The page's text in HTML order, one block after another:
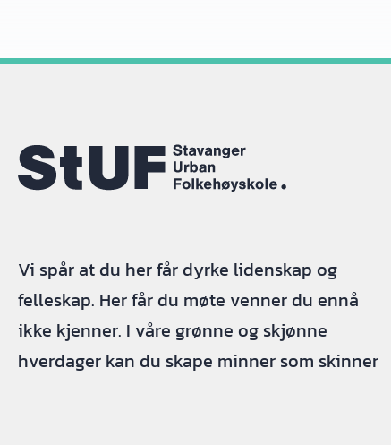
Vi spår at du her får dyrke lidenskap og
felleskap. Her får du møte venner du ennå
ikke kjenner. I våre grønne og skjønne
hverdager kan du skape minner som skinner